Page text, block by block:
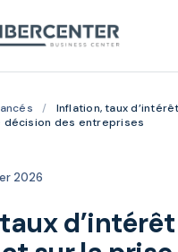
/
Inflation, taux
décision des entreprises
2026